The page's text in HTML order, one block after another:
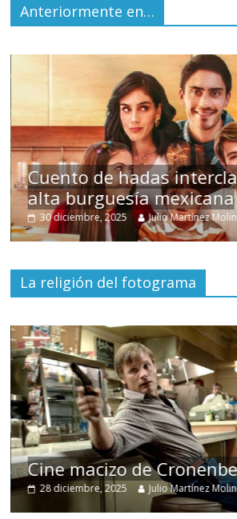
Anteriormente en…
Cuento de hadas
alta burguesía mexicana
30 diciembre, 2025 Julio Martínez
La religión del fotograma
Cine macizo de
28 diciembre, 2025 Julio Martínez